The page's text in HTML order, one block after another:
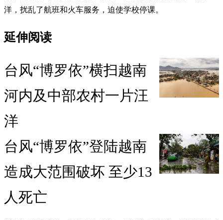
洋，扰乱了航班和火车服务，迫使学校停课。
延伸阅读
台风“博罗依”横扫越南
河内及中部农村一片汪
洋
台风“博罗依”登陆越南
造成大范围破坏 至少13
人死亡